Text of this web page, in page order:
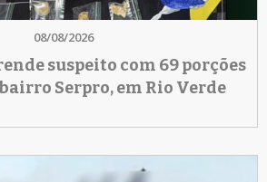
08/08/2026
suspeito com 69 porções
Serpro, em Rio Verde